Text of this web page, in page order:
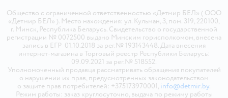
Общество с ограниченной ответственностью «Детмир БЕЛ» ( ООО
«Детмир БЕЛ» ). Место нахождения: ул. Кульман, 3, пом. 319, 220100,
г. Минск, Республика Беларусь. Свидетельство о государственной
регистрации № 0072500 выдано Минским горисполкомом, внесена
запись в ЕГР 01.10.2018 за рег.№ 193143448. Дата внесения
интернет-магазина в Торговый реестр Республики Беларусь:
09.09.2021 за рег.№ 518552.
Уполномоченный продавца рассматривать обращения покупателей
о нарушении их прав, предусмотренных законодательством
о защите прав потребителей: +375173970001, info@detmir.by.
Режим работы: заказ круглосуточно, выдача по режиму работы